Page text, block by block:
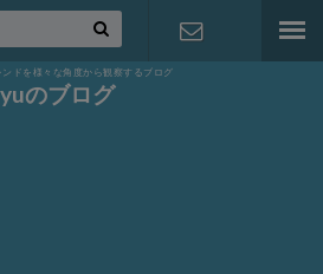
ドを様々な角度から観察するブログ
yuのブログ